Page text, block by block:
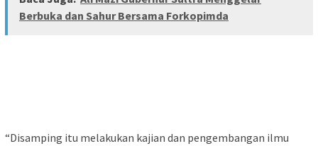
Berbuka dan Sahur Bersama Forkopimda
“Disamping itu melakukan kajian dan pengembangan ilmu